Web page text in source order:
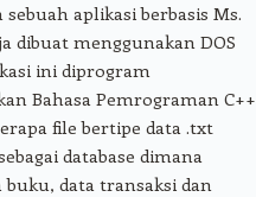
aplikasi berbasis Ms.
dibuat menggunakan DOS
ini diprogram
Bahasa Pemrograman C++
file bertipe data .txt
database dimana
buku, data transaksi dan